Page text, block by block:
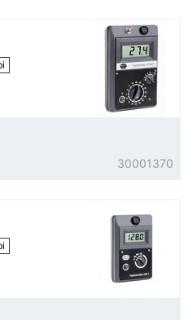
30001370